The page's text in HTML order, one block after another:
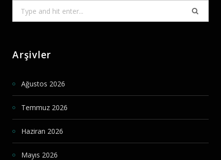
Arşivler
Ağustos 2026
Temmuz 2026
Haziran 2026
Mayıs 2026